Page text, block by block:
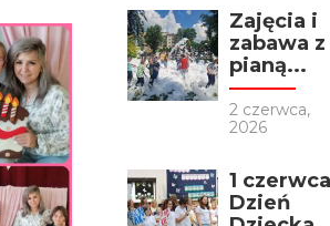
Zajęcia i
zabawa z
pianą...
2 czerwca,
2026
1 czerwca
Dzień